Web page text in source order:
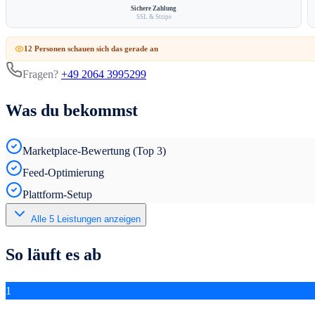
Sichere Zahlung
SSL & Stripe
12 Personen schauen sich das gerade an
Fragen? +49 2064 3995299
Was du bekommst
Marketplace-Bewertung (Top 3)
Feed-Optimierung
Plattform-Setup
Alle 5 Leistungen anzeigen
So läuft es ab
1